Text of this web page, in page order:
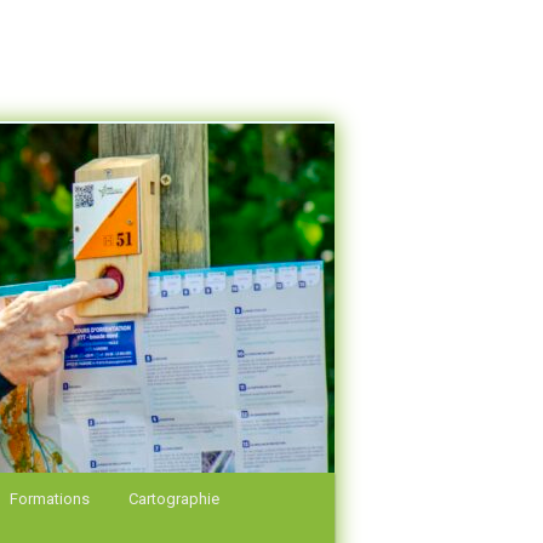
Formations Cartographie